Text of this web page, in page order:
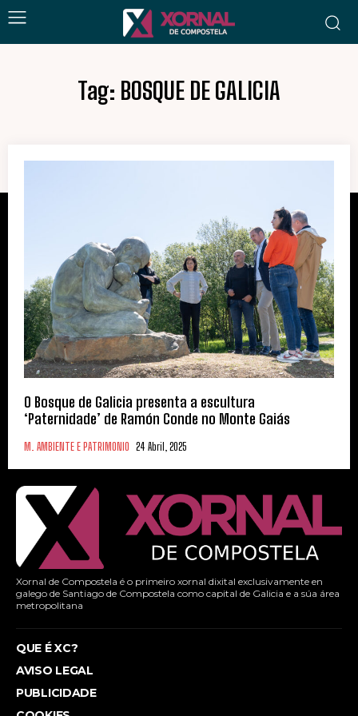
Tag: BOSQUE DE GALICIA
O Bosque de Galicia presenta a escultura
‘Paternidade’ de Ramón Conde no Monte Gaiás
M. AMBIENTE E PATRIMONIO 24 Abril, 2025
Xornal de Compostela é o primeiro xornal dixital exclusivamente en
galego de Santiago de Compostela como capital de Galicia e a súa área
metropolitana
QUE É XC?
AVISO LEGAL
PUBLICIDADE